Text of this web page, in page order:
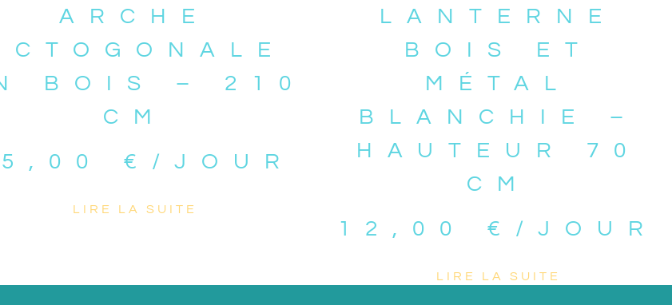
ARCHE
BOIS – 210
CM
€ /JOUR
LIRE LA SUITE
LANTERNE
BOIS ET
MÉTAL
BLANCHIE –
HAUTEUR 70
CM
12,00 € /JOUR
LIRE LA SUITE